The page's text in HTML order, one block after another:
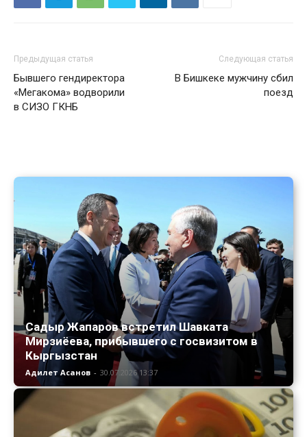
Предыдущая статья
Бывшего гендиректора
«Мегакома» водворили
в СИЗО ГКНБ
Следующая статья
В Бишкеке мужчину сбил
поезд
Садыр Жапаров встретил Шавката
Мирзиёева, прибывшего с госвизитом в
Кыргызстан
Адилет Асанов - 30.07.2026 13:37